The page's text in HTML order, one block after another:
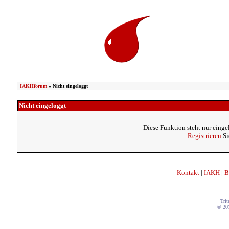
IAKHforum» Nicht eingeloggt
Nicht eingeloggt
Diese Funktion steht nur
Registrieren
Kontakt | IAKH |
©